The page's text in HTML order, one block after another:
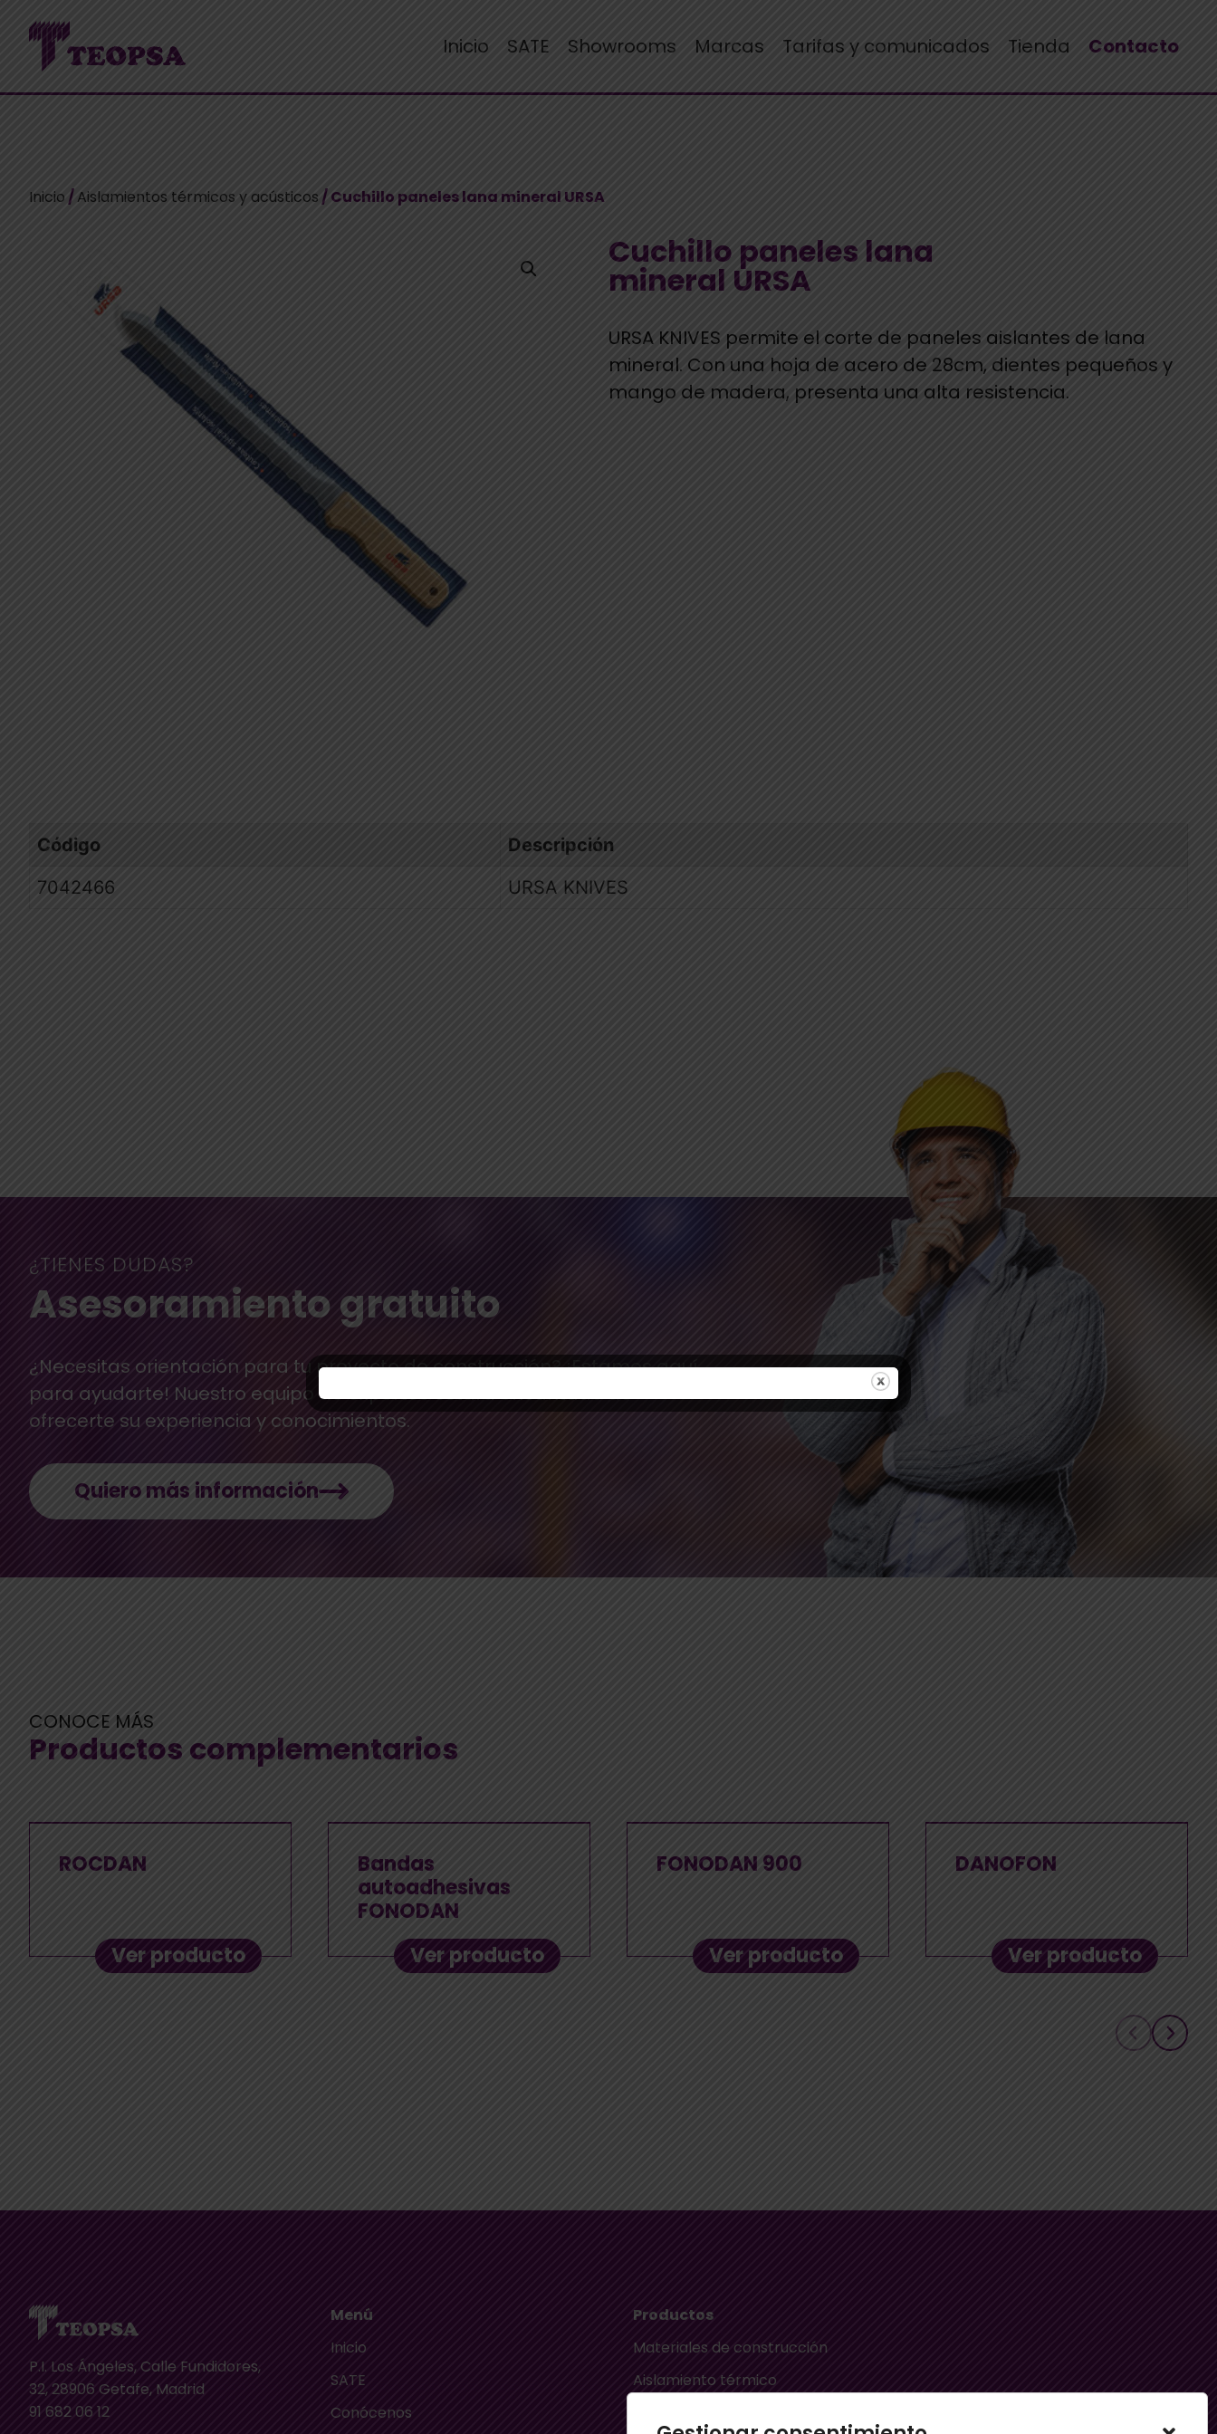
Inicio SATE Showrooms Marcas Tarifas y comunicados Tienda Contacto
Inicio /Aislamientos térmicos y acústicos / Cuchillo paneles lana mineral URSA
Cuchillo paneles lana
mineral URSA
URSA KNIVES permite el corte de paneles aislantes de lana
mineral. Con una hoja de acero de 28cm, dientes pequeños y
mango de madera, presenta una alta resistencia.
Código
Descripción
7042466
URSA KNIVES
¿TIENES DUDAS?
Asesoramiento gratuito
¿Necesitas orientación para tu proyecto de construcción? ¡Estamos aquí
para ayudarte! Nuestro equipo de expertos estará encantado de
ofrecerte su experiencia y conocimientos.
Quiero más información
CONOCE MÁS
Productos complementarios
ROCDAN
Ver producto
Bandas
autoadhesivas
FONODAN
Ver producto
FONODAN 900
Ver producto
DANOFON
Ver producto
P.I. Los Ángeles, Calle Fundidores,
32, 28906 Getafe, Madrid
91 682 06 12
Menú
Inicio
SATE
Conócenos
Productos
Materiales de construcción
Aislamiento térmico